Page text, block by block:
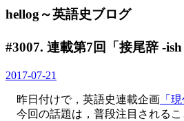
hellog～英語史ブログ
#3007. 連載第7回「接尾辞 -
2017-07-21
昨日付けで，英語史連載企画 「
今回の話題は，普段注目される